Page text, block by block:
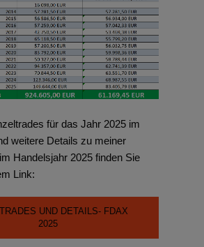
für das Jahr 2025 im
weitere Details zu meiner
Handelsjahr 2025 finden Sie
Link:
UND DETAILS- FDAX
2025